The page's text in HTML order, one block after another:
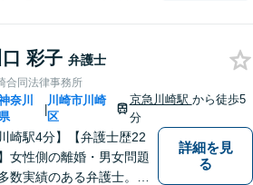
生などの債務整理事件、
には刑事事件等幅広い分
取り扱っております。お
にご相談ください【休
・夜間相談可】
口 彩子 弁護士
合同法律事務所
奈川
|
川崎市川崎
区
京急川崎駅 から徒歩5
分
川崎駅4分】【弁護士歴22
女性側の離婚・男女問題
数実績のある弁護士。画
詳細を見
る